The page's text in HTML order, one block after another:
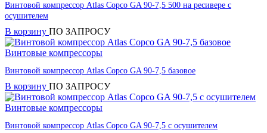
Винтовой компрессор Atlas Copco GA 90-7,5 500 на ресивере с
осушителем
В корзину ПО ЗАПРОСУ
Винтовые компрессоры
Винтовой компрессор Atlas Copco GA 90-7,5 базовое
В корзину ПО ЗАПРОСУ
Винтовые компрессоры
Винтовой компрессор Atlas Copco GA 90-7,5 с осушителем